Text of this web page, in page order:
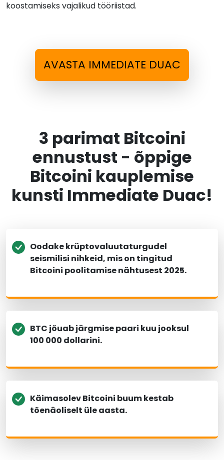
koostamiseks vajalikud tööriistad.
AVASTA IMMEDIATE DUAC
3 parimat Bitcoini
ennustust - õppige
Bitcoini kauplemise
kunsti Immediate Duac!
Oodake krüptovaluutaturgudel
seismilisi nihkeid, mis on tingitud
Bitcoini poolitamise nähtusest 2025.
BTC jõuab järgmise paari kuu jooksul
100 000 dollarini.
Käimasolev Bitcoini buum kestab
tõenäoliselt üle aasta.